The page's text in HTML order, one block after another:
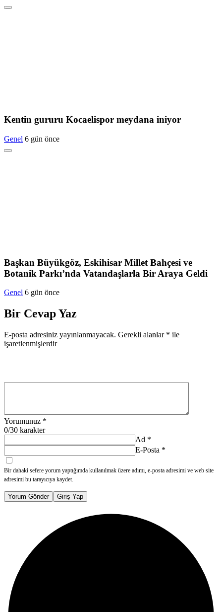
Kentin gururu Kocaelispor meydana iniyor
Genel 6 gün önce
Başkan Büyükgöz, Eskihisar Millet Bahçesi ve
Botanik Parkı’nda Vatandaşlarla Bir Araya Geldi
Genel 6 gün önce
Bir Cevap Yaz
E-posta adresiniz yayınlanmayacak. Gerekli alanlar * ile
işaretlenmişlerdir
Yorumunuz *
0/30 karakter
Ad *
E-Posta *
Bir dahaki sefere yorum yaptığımda kullanılmak üzere adımı, e-posta adresimi ve web site
adresimi bu tarayıcıya kaydet.
Yorum Gönder Giriş Yap